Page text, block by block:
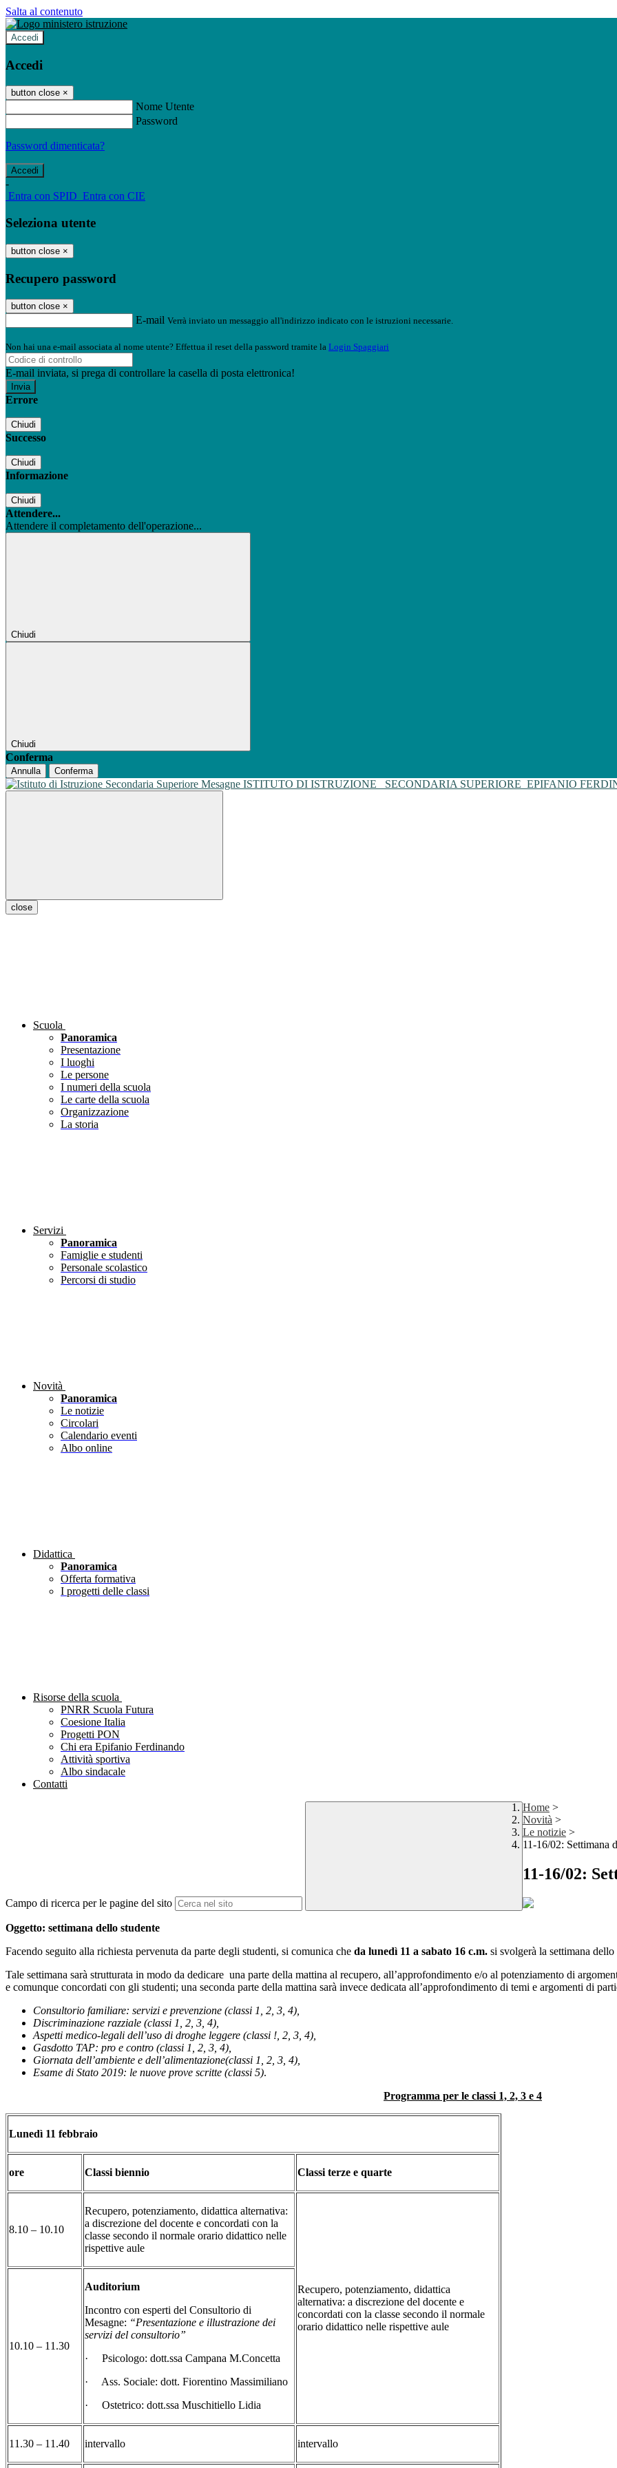
Salta al contenuto
Accedi
Accedi
button close ×
Nome Utente
Password
Password dimenticata?
-
Entra con SPID Entra con CIE
Seleziona utente
button close ×
Recupero password
button close ×
E-mail Verrà inviato un messaggio all'indirizzo indicato con le istruzioni necessarie.
Non hai una e-mail associata al nome utente? Effettua il reset della password tramite la Login Spaggiari
E-mail inviata, si prega di controllare la casella di posta elettronica!
Errore
Chiudi
Successo
Chiudi
Informazione
Chiudi
Attendere...
Attendere il completamento dell'operazione...
Chiudi
Chiudi
Conferma
Annulla Conferma
ISTITUTO DI ISTRUZIONE SECONDARIA SUPERIORE EPIFANIO
close
Scuola
Panoramica
Presentazione
I luoghi
Le persone
I numeri della scuola
Le carte della scuola
Organizzazione
La storia
Servizi
Panoramica
Famiglie e studenti
Personale scolastico
Percorsi di studio
Novità
Panoramica
Le notizie
Circolari
Calendario eventi
Albo online
Didattica
Panoramica
Offerta formativa
I progetti delle classi
Risorse della scuola
PNRR Scuola Futura
Coesione Italia
Progetti PON
Chi era Epifanio Ferdinando
Attività sportiva
Albo sindacale
Contatti
Campo di ricerca per le pagine del sito
Home >
Novità >
Le notizie >
11-16/02: Settimana
11-16/02:
Oggetto: settimana dello studente
Facendo seguito alla richiesta pervenuta da parte degli studenti, si comunica che da lunedì 11 a sabato 16 c.m. si svolgerà la settimana
Tale settimana sarà strutturata in modo da dedicare una parte della mattina al recupero, all’approfondimento e/o al potenziamento di
e comunque concordati con gli studenti; una seconda parte della mattina sarà invece dedicata all’approfondimento di temi e argomenti di
Consultorio familiare: servizi e prevenzione (classi 1, 2, 3, 4),
Discriminazione razziale (classi 1, 2, 3, 4),
Aspetti medico-legali dell’uso di droghe leggere (classi !, 2, 3, 4),
Gasdotto TAP: pro e contro (classi 1, 2, 3, 4),
Giornata dell’ambiente e dell’alimentazione(classi 1, 2, 3, 4),
Esame di Stato 2019: le nuove prove scritte (classi 5).
Programma per le classi 1, 2, 3 e 4
Lunedì 11 febbraio
ore Classi biennio Classi terze e quarte
8.10 – 10.10
Recupero, potenziamento, didattica alternativa:
a discrezione del docente e concordati con la
classe secondo il normale orario didattico nelle
rispettive aule
Recupero, potenziamento, didattica
alternativa: a discrezione del docente e
concordati con la classe secondo il normale
orario didattico nelle rispettive aule
10.10 – 11.30
Auditorium
Incontro con esperti del Consultorio di
Mesagne: “Presentazione e illustrazione dei
servizi del consultorio”
· Psicologo: dott.ssa Campana M.Concetta
· Ass. Sociale: dott. Fiorentino Massimiliano
· Ostetrico: dott.ssa Muschitiello Lidia
11.30 – 11.40 intervallo intervallo